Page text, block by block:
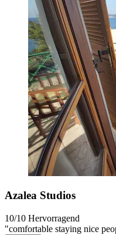
Azalea Studios
10/10 Hervorragend
"comfortable staying nice